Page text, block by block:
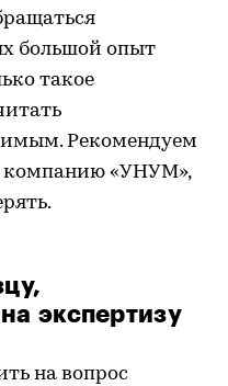
большой опыт
такое
Рекомендуем
компанию «УНУМ»,
экспертизу
на вопрос